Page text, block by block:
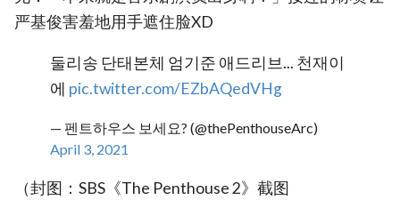
严基俊害羞地用手遮住脸XD
둘리송 단태본체 엄기준 애드리브... 천재이
에 pic.twitter.com/EZbAQedVHg
— 펜트하우스 보세요? (@thePenthouseArc)
April 3, 2021
（封图：SBS《The Penthouse 2》截图